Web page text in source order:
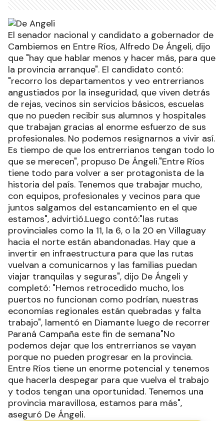
El senador nacional y candidato a gobernador de
Cambiemos en Entre Ríos, Alfredo De Ángeli, dijo
que "hay que hablar menos y hacer más, para que
la provincia arranque". El candidato contó:
"recorro los departamentos y veo entrerrianos
angustiados por la inseguridad, que viven detrás
de rejas, vecinos sin servicios básicos, escuelas
que no pueden recibir sus alumnos y hospitales
que trabajan gracias al enorme esfuerzo de sus
profesionales. No podemos resignarnos a vivir así.
Es tiempo de que los entrerrianos tengan todo lo
que se merecen", propuso De Ángeli."Entre Ríos
tiene todo para volver a ser protagonista de la
historia del país. Tenemos que trabajar mucho,
con equipos, profesionales y vecinos para que
juntos salgamos del estancamiento en el que
estamos", advirtió.Luego contó:"las rutas
provinciales como la 11, la 6, o la 20 en Villaguay
hacia el norte están abandonadas. Hay que a
invertir en infraestructura para que las rutas
vuelvan a comunicarnos y las familias puedan
viajar tranquilas y seguras", dijo De Ángeli y
completó: "Hemos retrocedido mucho, los
puertos no funcionan como podrían, nuestras
economías regionales están quebradas y falta
trabajo", lamentó en Diamante luego de recorrer
Paraná Campaña este fin de semana"No
podemos dejar que los entrerrianos se vayan
porque no pueden progresar en la provincia.
Entre Ríos tiene un enorme potencial y tenemos
que hacerla despegar para que vuelva el trabajo
y todos tengan una oportunidad. Tenemos una
provincia maravillosa, estamos para más",
aseguró De Ángeli.